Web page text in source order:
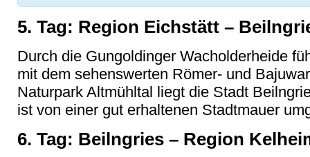
5. Tag: Region Eichstätt –
Durch die Gungoldinger Wacholderheide
mit dem sehenswerten Römer- und
Naturpark Altmühltal liegt die Stadt
ist von einer gut erhaltenen Stadtmauer
6. Tag: Beilngries – Region